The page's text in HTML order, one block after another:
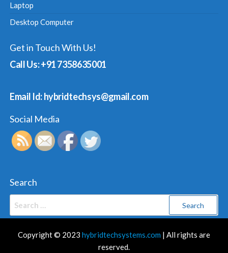
Laptop
Desktop Computer
Get in Touch With Us!
Call Us: +91 7358635001
Email Id: hybridtechsys@gmail.com
Social Media
Search
Copyright © 2023 hybridtechsystems.com | All rights are
reserved.